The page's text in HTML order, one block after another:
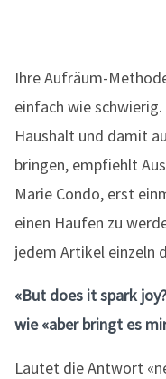
Ihre Aufräum-
einfach wie
Haushalt und damit
bringen, empfiehlt
Marie Condo, erst
einen Haufen zu
jedem Artikel einzeln
«But does it spark
wie «aber bringt es
Lautet die Antwort